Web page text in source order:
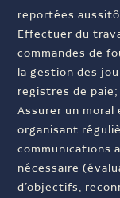
reportées
Effectuer du
commandes de
la gestion des
registres de paie;
Assurer un
organisant
communications
nécessaire
d’objectifs,